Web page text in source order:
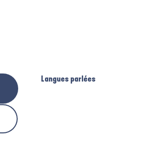
Langues parlées
Langues parlées